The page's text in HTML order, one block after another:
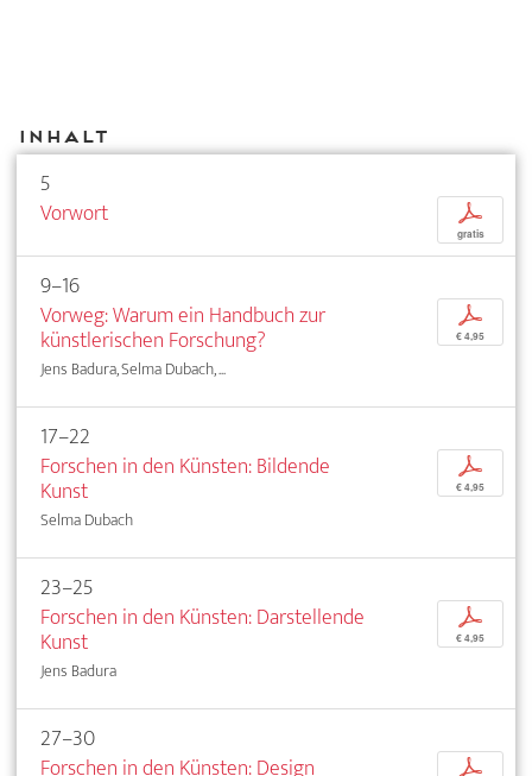
Inhalt
5
Vorwort
p
gratis
9–16
Vorweg: Warum ein Handbuch zur
künstlerischen Forschung?
Jens Badura, Selma Dubach, ...
p
€ 4,95
17–22
Forschen in den Künsten: Bildende
Kunst
Selma Dubach
p
€ 4,95
23–25
Forschen in den Künsten: Darstellende
Kunst
Jens Badura
p
€ 4,95
27–30
p